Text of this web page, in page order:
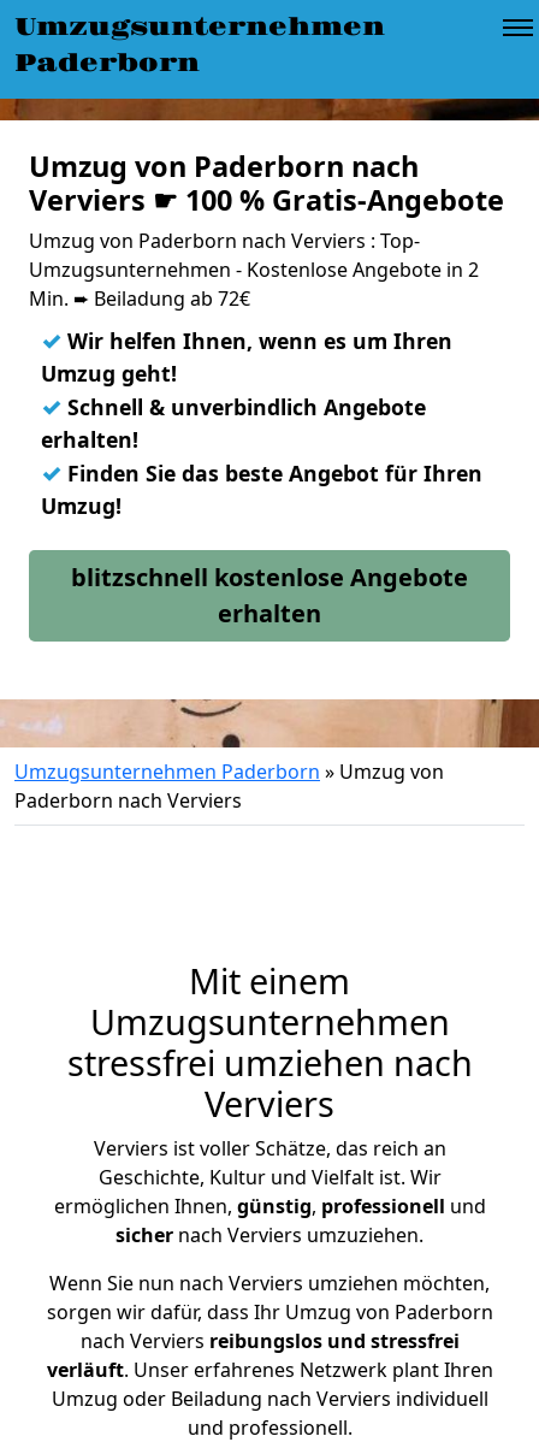
Umzugsunternehmen
Paderborn
Umzug von Paderborn nach
Verviers ☛ 100 % Gratis-Angebote
Umzug von Paderborn nach Verviers : Top-
Umzugsunternehmen - Kostenlose Angebote in 2
Min. ➨ Beiladung ab 72€
✓ Wir helfen Ihnen, wenn es um Ihren
Umzug geht!
✓ Schnell & unverbindlich Angebote
erhalten!
✓ Finden Sie das beste Angebot für Ihren
Umzug!
blitzschnell kostenlose Angebote
erhalten
Umzugsunternehmen Paderborn » Umzug von
Paderborn nach Verviers
Mit einem
Umzugsunternehmen
stressfrei umziehen nach
Verviers
Verviers ist voller Schätze, das reich an
Geschichte, Kultur und Vielfalt ist. Wir
ermöglichen Ihnen, günstig, professionell und
sicher nach Verviers umzuziehen.
Wenn Sie nun nach Verviers umziehen möchten,
sorgen wir dafür, dass Ihr Umzug von Paderborn
nach Verviers reibungslos und stressfrei
verläuft. Unser erfahrenes Netzwerk plant Ihren
Umzug oder Beiladung nach Verviers individuell
und professionell.